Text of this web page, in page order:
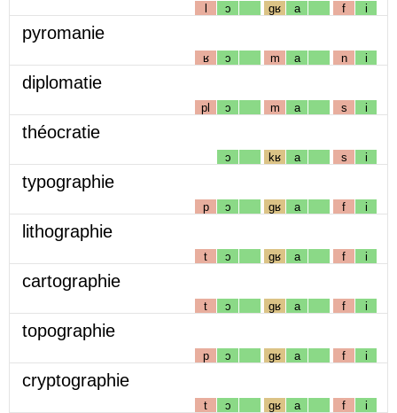
l ɔ gʁ a f i
pyromanie
ʁ ɔ m a n i
diplomatie
pl ɔ m a s i
théocratie
ɔ kʁ a s i
typographie
p ɔ gʁ a f i
lithographie
t ɔ gʁ a f i
cartographie
t ɔ gʁ a f i
topographie
p ɔ gʁ a f i
cryptographie
t ɔ gʁ a f i